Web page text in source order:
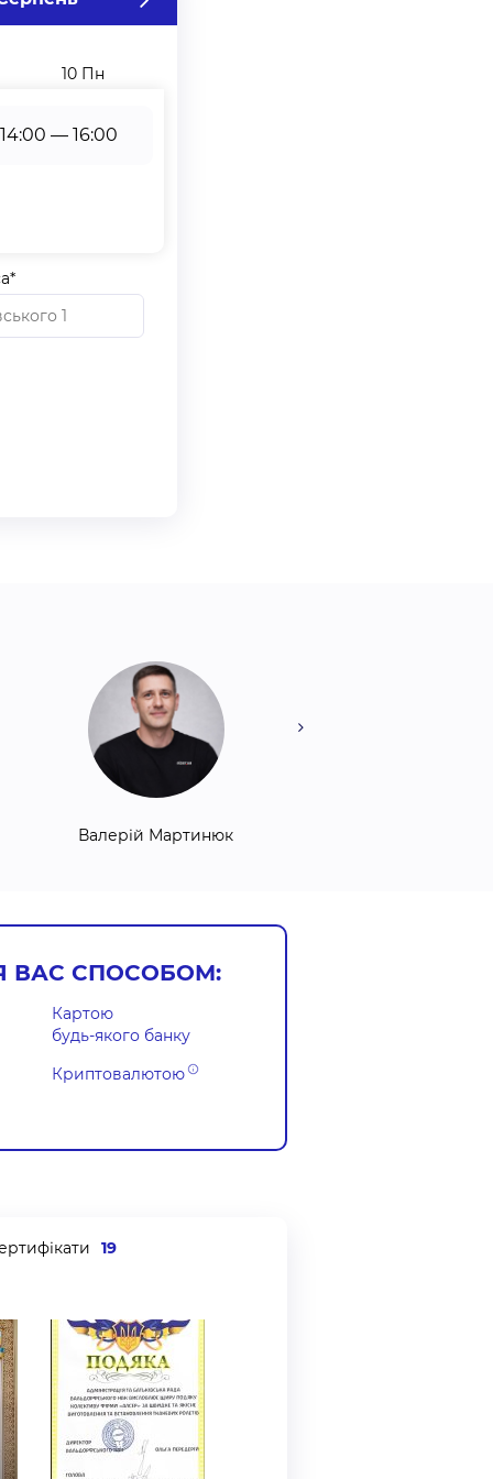
10 Пн
14:00 — 16:00
Валерій Мартинюк
ВАС СПОСОБОМ:
Картою
будь-якого банку
Криптовалютою
19